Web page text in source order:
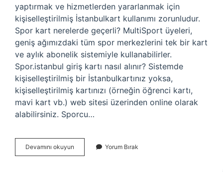
yaptırmak ve hizmetlerden yararlanmak için
kişiselleştirilmiş İstanbulkart kullanımı zorunludur.
Spor kart nerelerde geçerli? MultiSport üyeleri,
geniş ağımızdaki tüm spor merkezlerini tek bir kart
ve aylık abonelik sistemiyle kullanabilirler.
Spor.istanbul giriş kartı nasıl alınır? Sistemde
kişiselleştirilmiş bir İstanbulkartınız yoksa,
kişiselleştirilmiş kartınızı (örneğin öğrenci kartı,
mavi kart vb.) web sitesi üzerinden online olarak
alabilirsiniz. Sporcu…
Devamını okuyun Sporistanbul
Üye
Yorum Bırak